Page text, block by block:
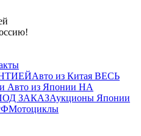
Авто из Китая ВЕСЬ
Авто из Японии НА
ЗАКАЗАукционы Японии
Мотоциклы